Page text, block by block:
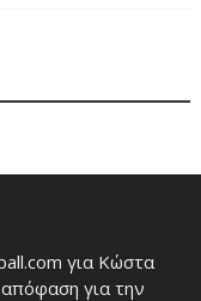
για Κώστα
για την